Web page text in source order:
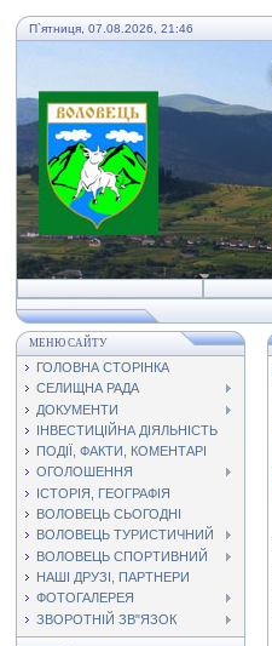
П`ятниця, 07.08.2026, 21:46
МЕНЮ САЙТУ
ГОЛОВНА СТОРІНКА
СЕЛИЩНА РАДА
ДОКУМЕНТИ
ІНВЕСТИЦІЙНА ДІЯЛЬНІСТЬ
ПОДІЇ, ФАКТИ, КОМЕНТАРІ
ОГОЛОШЕННЯ
ІСТОРІЯ, ГЕОГРАФІЯ
ВОЛОВЕЦЬ СЬОГОДНІ
ВОЛОВЕЦЬ ТУРИСТИЧНИЙ
ВОЛОВЕЦЬ СПОРТИВНИЙ
НАШІ ДРУЗІ, ПАРТНЕРИ
ФОТОГАЛЕРЕЯ
ЗВОРОТНІЙ ЗВ"ЯЗОК